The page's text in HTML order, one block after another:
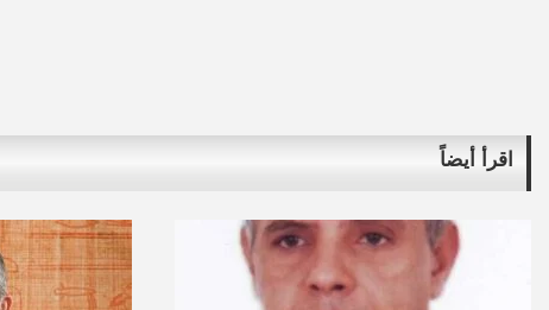
اقرأ أيضاً